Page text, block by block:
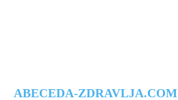
ABECEDA-ZDRAVLJA.COM